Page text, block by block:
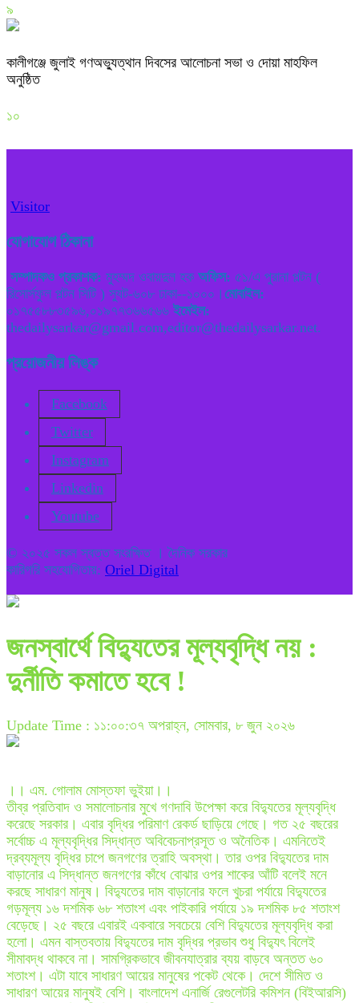
৯
কালীগঞ্জে জুলাই গণঅভ্যুত্থান দিবসের আলোচনা সভা ও দোয়া মাহফিল
অনুষ্ঠিত
১০
Visitor
যোগাযোগ ঠিকানা
সম্পাদকও প্রকাশক: মুহম্মদ ওবায়দুল হক অফিস: ৫১/এ পুরানা পল্টন (
রিসোর্সফুল পল্টন সিটি ) স্যুট-৬০৮ ঢাকা--১০০০। মোবাইল:
০১৭৫৫৮৮৩৫৯৬,০১৯৭৭৩৬৬৫৬৬ ইমেইল:
thedailysarkar@gmail.com,editor@thedailysarkar.net.
প্রয়োজনীয় লিঙ্ক
Facebook
Twitter
Instagram
Linkedin
Youtube
© ২০২৫ সকল স্বত্ত সংরক্ষিত । দৈনিক সরকার
কারিগরি সহযোগিতায়: Oriel Digital
জনস্বার্থে বিদ্যুতের মূল্যবৃদ্ধি নয় :
দুর্নীতি কমাতে হবে !
Update Time : ১১:০০:৩৭ অপরাহ্ন, সোমবার, ৮ জুন ২০২৬
।। এম. গোলাম মোস্তফা ভুইয়া।।
তীব্র প্রতিবাদ ও সমালোচনার মুখে গণদাবি উপেক্ষা করে বিদ্যুতের মূল্যবৃদ্ধি
করেছে সরকার। এবার বৃদ্ধির পরিমাণ রেকর্ড ছাড়িয়ে গেছে। গত ২৫ বছরের
সর্বোচ্চ এ মূল্যবৃদ্ধির সিদ্ধান্ত অবিবেচনাপ্রসূত ও অনৈতিক। এমনিতেই
দ্রব্যমূল্য বৃদ্ধির চাপে জনগণের ত্রাহি অবস্থা। তার ওপর বিদ্যুতের দাম
বাড়ানোর এ সিদ্ধান্ত জনগণের কাঁধে বোঝার ওপর শাকের আঁটি বলেই মনে
করছে সাধারণ মানুষ। বিদ্যুতের দাম বাড়ানোর ফলে খুচরা পর্যায়ে বিদ্যুতের
গড়মূল্য ১৬ দশমিক ৬৮ শতাংশ এবং পাইকারি পর্যায়ে ১৯ দশমিক ৮৫ শতাংশ
বেড়েছে। ২৫ বছরে এবারই একবারে সবচেয়ে বেশি বিদ্যুতের মূল্যবৃদ্ধি করা
হলো। এমন বাস্তবতায় বিদ্যুতের দাম বৃদ্ধির প্রভাব শুধু বিদ্যুৎ বিলেই
সীমাবদ্ধ থাকবে না। সামগ্রিকভাবে জীবনযাত্রার ব্যয় বাড়বে অন্তত ৬০
শতাংশ। এটা যাবে সাধারণ আয়ের মানুষের পকেট থেকে। দেশে সীমিত ও
সাধারণ আয়ের মানুষই বেশি। বাংলাদেশ এনার্জি রেগুলেটরি কমিশন (বিইআরসি)